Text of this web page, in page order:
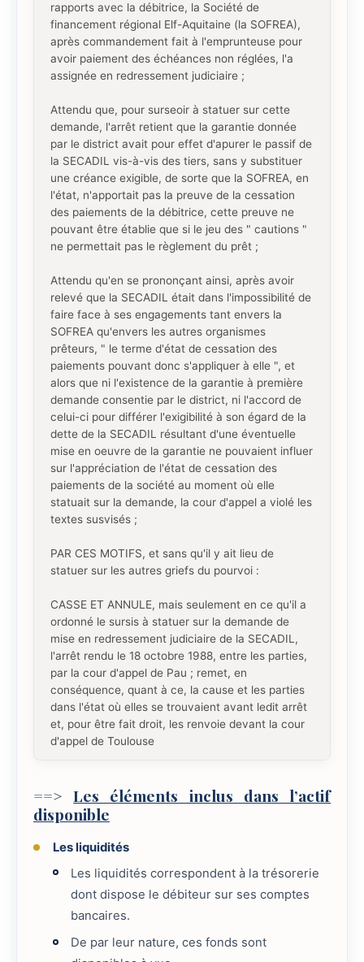
rapports avec la débitrice, la Société de
financement régional Elf-Aquitaine (la SOFREA),
après commandement fait à l'emprunteuse pour
avoir paiement des échéances non réglées, l'a
assignée en redressement judiciaire ;
Attendu que, pour surseoir à statuer sur cette
demande, l'arrêt retient que la garantie donnée
par le district avait pour effet d'apurer le passif de
la SECADIL vis-à-vis des tiers, sans y substituer
une créance exigible, de sorte que la SOFREA, en
l'état, n'apportait pas la preuve de la cessation
des paiements de la débitrice, cette preuve ne
pouvant être établie que si le jeu des " cautions "
ne permettait pas le règlement du prêt ;
Attendu qu'en se prononçant ainsi, après avoir
relevé que la SECADIL était dans l'impossibilité de
faire face à ses engagements tant envers la
SOFREA qu'envers les autres organismes
prêteurs, " le terme d'état de cessation des
paiements pouvant donc s'appliquer à elle ", et
alors que ni l'existence de la garantie à première
demande consentie par le district, ni l'accord de
celui-ci pour différer l'exigibilité à son égard de la
dette de la SECADIL résultant d'une éventuelle
mise en oeuvre de la garantie ne pouvaient influer
sur l'appréciation de l'état de cessation des
paiements de la société au moment où elle
statuait sur la demande, la cour d'appel a violé les
textes susvisés ;
PAR CES MOTIFS, et sans qu'il y ait lieu de
statuer sur les autres griefs du pourvoi :
CASSE ET ANNULE, mais seulement en ce qu'il a
ordonné le sursis à statuer sur la demande de
mise en redressement judiciaire de la SECADIL,
l'arrêt rendu le 18 octobre 1988, entre les parties,
par la cour d'appel de Pau ; remet, en
conséquence, quant à ce, la cause et les parties
dans l'état où elles se trouvaient avant ledit arrêt
et, pour être fait droit, les renvoie devant la cour
d'appel de Toulouse
==>Les éléments inclus dans l’actif
disponible
Les liquidités
Les liquidités correspondent à la trésorerie
dont dispose le débiteur sur ses comptes
bancaires.
De par leur nature, ces fonds sont